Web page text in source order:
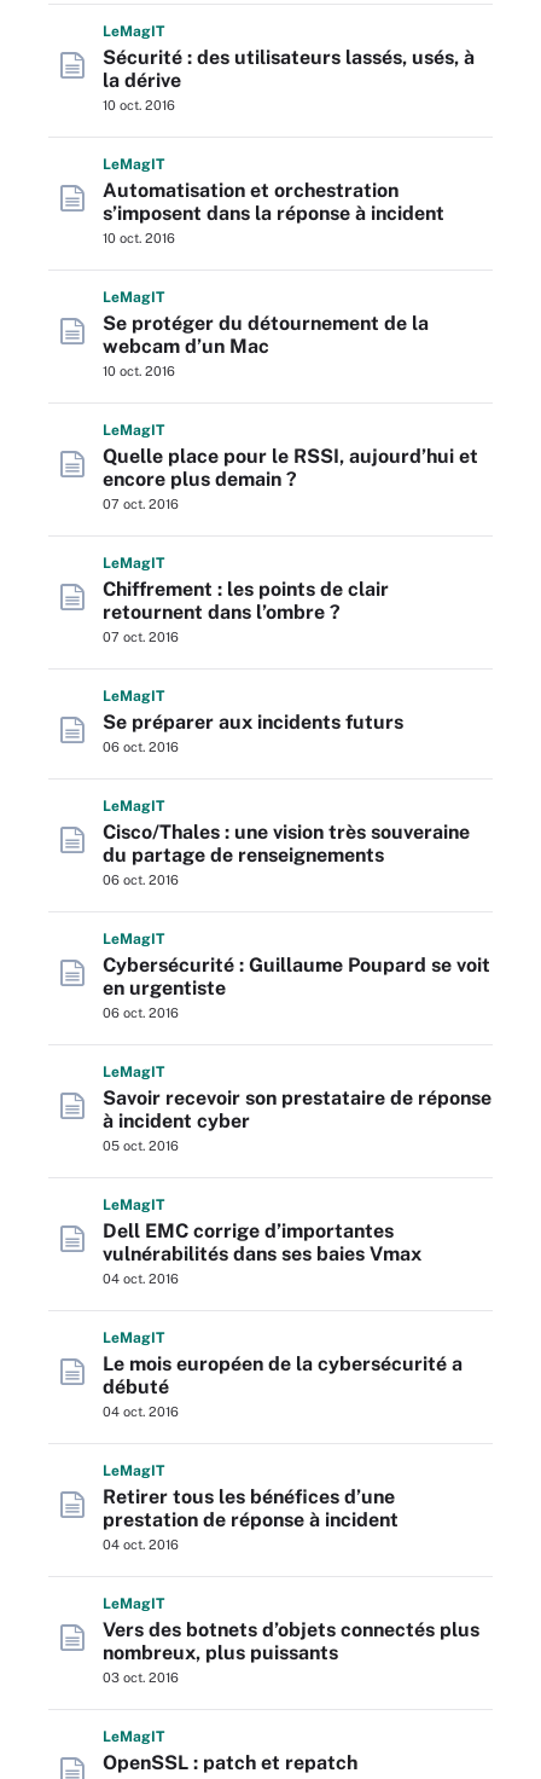
LeMagIT
Sécurité : des utilisateurs lassés, usés, à
la dérive
10 oct. 2016
LeMagIT
Automatisation et orchestration
s’imposent dans la réponse à incident
10 oct. 2016
LeMagIT
Se protéger du détournement de la
webcam d’un Mac
10 oct. 2016
LeMagIT
Quelle place pour le RSSI, aujourd’hui et
encore plus demain ?
07 oct. 2016
LeMagIT
Chiffrement : les points de clair
retournent dans l’ombre ?
07 oct. 2016
LeMagIT
Se préparer aux incidents futurs
06 oct. 2016
LeMagIT
Cisco/Thales : une vision très souveraine
du partage de renseignements
06 oct. 2016
LeMagIT
Cybersécurité : Guillaume Poupard se voit
en urgentiste
06 oct. 2016
LeMagIT
Savoir recevoir son prestataire de réponse
à incident cyber
05 oct. 2016
LeMagIT
Dell EMC corrige d’importantes
vulnérabilités dans ses baies Vmax
04 oct. 2016
LeMagIT
Le mois européen de la cybersécurité a
débuté
04 oct. 2016
LeMagIT
Retirer tous les bénéfices d’une
prestation de réponse à incident
04 oct. 2016
LeMagIT
Vers des botnets d’objets connectés plus
nombreux, plus puissants
03 oct. 2016
LeMagIT
OpenSSL : patch et repatch